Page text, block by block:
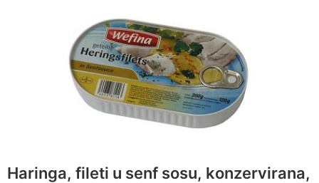
Haringa, fileti u senf sosu, konzervirana,